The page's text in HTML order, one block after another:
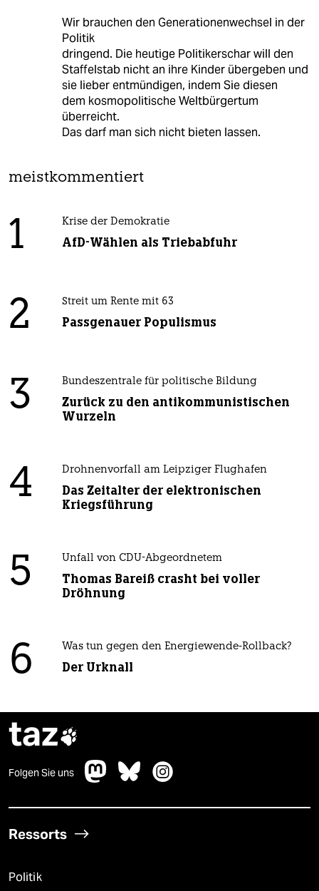
Wir brauchen den Generationenwechsel in der
Politik
dringend. Die heutige Politikerschar will den
Staffelstab nicht an ihre Kinder übergeben und
sie lieber entmündigen, indem Sie diesen
dem kosmopolitische Weltbürgertum
überreicht.
Das darf man sich nicht bieten lassen.
meistkommentiert
1 Krise der Demokratie
AfD-Wählen als Triebabfuhr
2 Streit um Rente mit 63
Passgenauer Populismus
3 Bundeszentrale für politische Bildung
Zurück zu den antikommunistischen
Wurzeln
4 Drohnenvorfall am Leipziger Flughafen
Das Zeitalter der elektronischen
Kriegsführung
5 Unfall von CDU-Abgeordnetem
Thomas Bareiß crasht bei voller
Dröhnung
6 Was tun gegen den Energiewende-Rollback?
Der Urknall
taz
Folgen Sie uns
Ressorts
Politik